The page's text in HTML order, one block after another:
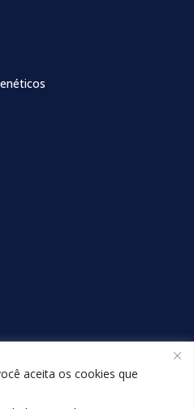
aceita os cookies que